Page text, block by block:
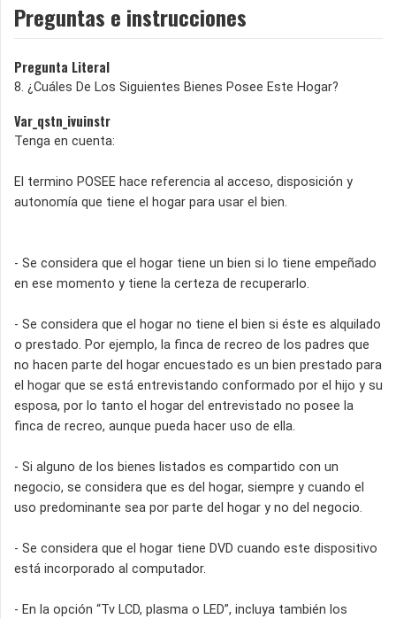
Preguntas e instrucciones
Pregunta Literal
8. ¿Cuáles De Los Siguientes Bienes Posee Este Hogar?
Var_qstn_ivuinstr
Tenga en cuenta:
El termino POSEE hace referencia al acceso, disposición y
autonomía que tiene el hogar para usar el bien.
- Se considera que el hogar tiene un bien si lo tiene empeñado
en ese momento y tiene la certeza de recuperarlo.
- Se considera que el hogar no tiene el bien si éste es alquilado
o prestado. Por ejemplo, la finca de recreo de los padres que
no hacen parte del hogar encuestado es un bien prestado para
el hogar que se está entrevistando conformado por el hijo y su
esposa, por lo tanto el hogar del entrevistado no posee la
finca de recreo, aunque pueda hacer uso de ella.
- Si alguno de los bienes listados es compartido con un
negocio, se considera que es del hogar, siempre y cuando el
uso predominante sea por parte del hogar y no del negocio.
- Se considera que el hogar tiene DVD cuando este dispositivo
está incorporado al computador.
- En la opción “Tv LCD, plasma o LED”, incluya también los